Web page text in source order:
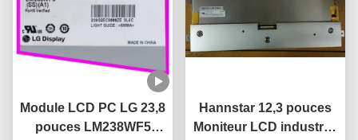
Module LCD PC LG 23,8
pouces LM238WF5
Hannstar 12,3 pouces
Moniteur LCD industriel